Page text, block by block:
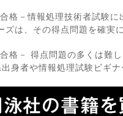
格－情報処理技術者試験
ズは、その得点問題を確
格－ 得点問題の多くは難
身者や情報処理試験ビギ